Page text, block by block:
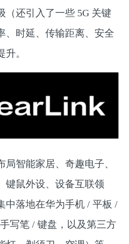
（还引入了一些 5G 关键
、时延、传输距离、安全
。
局智能家居、奇趣电子、
键鼠外设、设备互联领
中落地在华为手机 / 平板 /
写笔 / 键盘，以及第三方